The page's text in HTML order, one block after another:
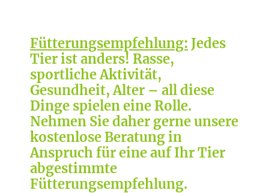
Fütterungsempfehlung: Jedes
Tier ist anders! Rasse,
sportliche Aktivität,
Gesundheit, Alter – all diese
Dinge spielen eine Rolle.
Nehmen Sie daher gerne unsere
kostenlose Beratung in
Anspruch für eine auf Ihr Tier
abgestimmte
Fütterungsempfehlung.